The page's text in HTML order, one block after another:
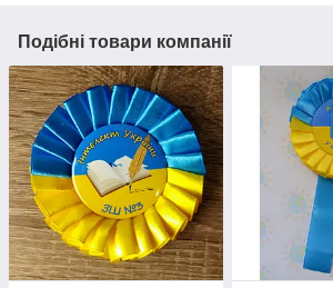
Подібні товари компанії